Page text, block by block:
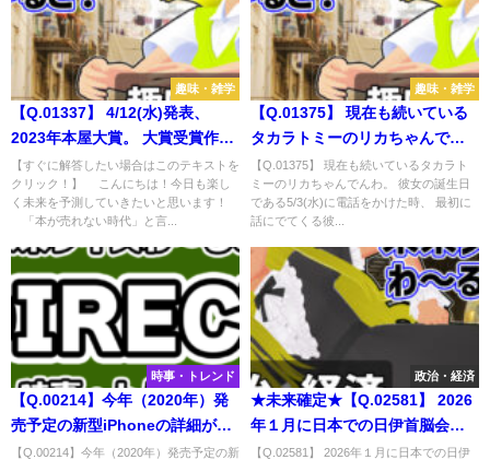
趣味・雑学
【Q.01337】 4/12(水)発表、
2023年本屋大賞。 大賞受賞作品
は？
【すぐに解答したい場合はこのテキストを
クリック！】 こんにちは！今日も楽し
く未来を予測していきたいと思います！
「本が売れない時代」と言...
趣味・雑学
【Q.01375】 現在も続いている
タカラトミーのリカちゃんでん
わ。 彼女の誕生日である5/3(水)
に電話をかけた時、 最初に話に
でてくる彼女の関係者は？
【Q.01375】 現在も続いているタカラト
ミーのリカちゃんでんわ。 彼女の誕生日
である5/3(水)に電話をかけた時、 最初に
話にでてくる彼...
時事・トレンド
【Q.00214】今年（2020年）発
売予定の新型iPhoneの詳細が発
表される日は？
【Q.00214】今年（2020年）発売予定の新
政治・経済
★未来確定★【Q.02581】 2026
年１月に日本での日伊首脳会談
が予定されているイタリアのジ
【Q.02581】 2026年１月に日本での日伊